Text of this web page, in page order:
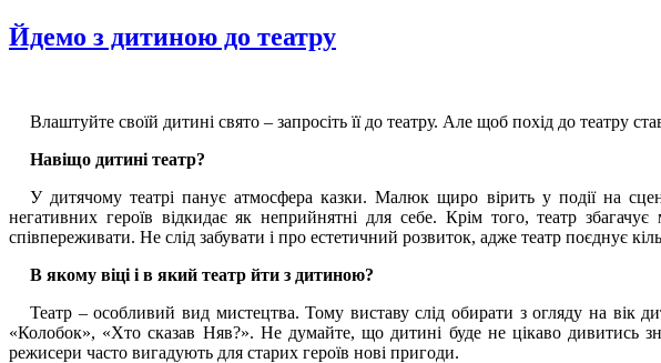
Йдемо з дитиною до театру
Влаштуйте своїй дитині свято – запросіть її до театру. Але щоб похід до театру
Навіщо дитині театр?
У дитячому театрі панує атмосфера казки. Малюк щиро вірить у події на
негативних героїв відкидає як неприйнятні для себе. Крім того, театр
співпереживати. Не слід забувати і про естетичний розвиток, адже театр поєднує
В якому віці і в який театр йти з дитиною?
Театр – особливий вид мистецтва. Тому виставу слід обирати з огляду на вік
«Колобок», «Хто сказав Няв?». Не думайте, що дитині буде не цікаво дивитись
режисери часто вигадують для старих героїв нові пригоди.